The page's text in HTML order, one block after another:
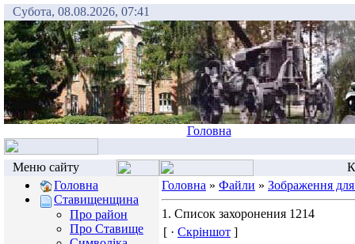
Субота, 08.08.2026, 07:41
Головна
Меню сайту
Головна
Ставищенщина
Про район
Про Ставище
Головна » Файли » Зображення
1. Список захоронения 1214
[ · Скріншот ]